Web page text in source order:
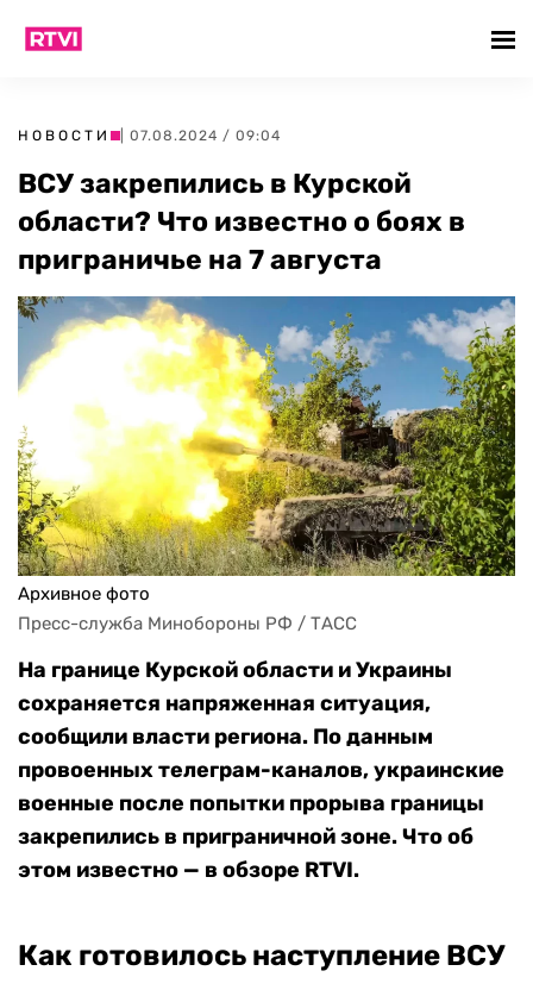
НОВОСТИ | 07.08.2024 / 09:04
ВСУ закрепились в Курской
области? Что известно о боях в
приграничье на 7 августа
Архивное фото
Пресс-служба Минобороны РФ / ТАСС
На границе Курской области и Украины
сохраняется напряженная ситуация,
сообщили власти региона. По данным
провоенных телеграм-каналов, украинские
военные после попытки прорыва границы
закрепились в приграничной зоне. Что об
этом известно — в обзоре RTVI.
Как готовилось наступление ВСУ